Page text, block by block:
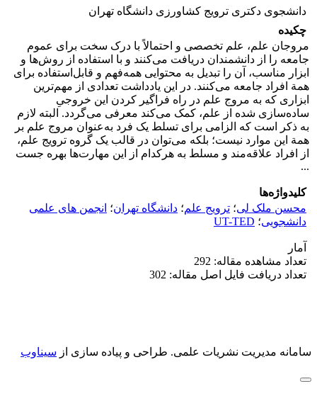
دانشجوی دکتری ترویج کشاورزی دانشگاه تهران
چکیده
مروجان علم، علم تخصصی و احتمالاً با درک سخت برای عموم
جامعه را از دانشمندان دریافت می‌کنند و با استفاده از روش‌ها و
ابزار مناسب، آن را تبدیل به محتوایی همه‌فهم و قابل‌استفاده برای
همة افراد جامعه می‌کنند. در این یادداشت تعدادی از مهم‌ترین
ابزاری که به مروج علم در راه فراگیر کردن این خروجیِ
ساده‌سازی شده از علم، کمک می‌کند معرفی می‌گردد. البته لازم
به ذکر است که الزامی برای تسلط یک فرد به‌عنوان مروج علم بر
همة این موارد نیست؛ بلکه می‌توان در قالب یک گروه ترویج علم،
از افراد علاقه‌مند و مسلط به هرکدام از این مهارت‌ها بهره جست
...
کلیدواژه‌ها
محسن ملک لی؛ ترویج علم؛ دانشگاه تهران؛ انجمن های علمی
دانشجویی؛ UT-TED
آمار
تعداد مشاهده مقاله: 292
تعداد دریافت فایل اصل مقاله: 302
سامانه مدیریت نشریات علمی. طراحی و پیاده سازی از سیناوب